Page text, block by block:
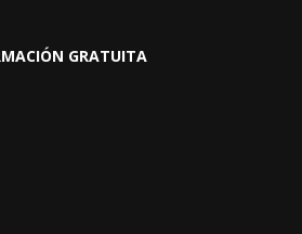
GRATUITA